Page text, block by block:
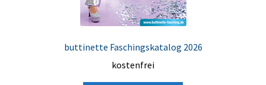
buttinette Faschingskatalog 2026
kostenfrei